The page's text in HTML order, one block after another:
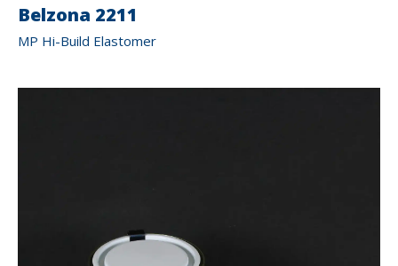
Belzona 2211
MP Hi-Build Elastomer